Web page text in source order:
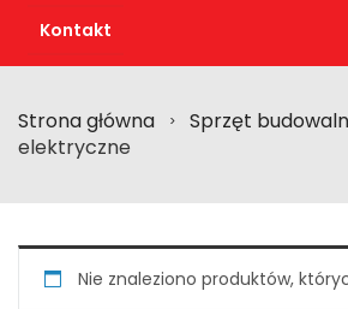
Kontakt
Strona główna > Sprzęt
elektryczne
Nie znaleziono produktów,